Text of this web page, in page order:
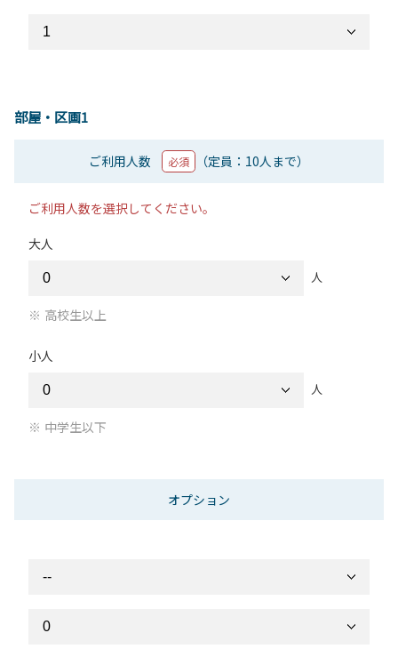
部屋・区画1
ご利用人数 必須 （定員：10人まで）
ご利用人数を選択してください。
大人
人
高校生以上
小人
人
中学生以下
オプション